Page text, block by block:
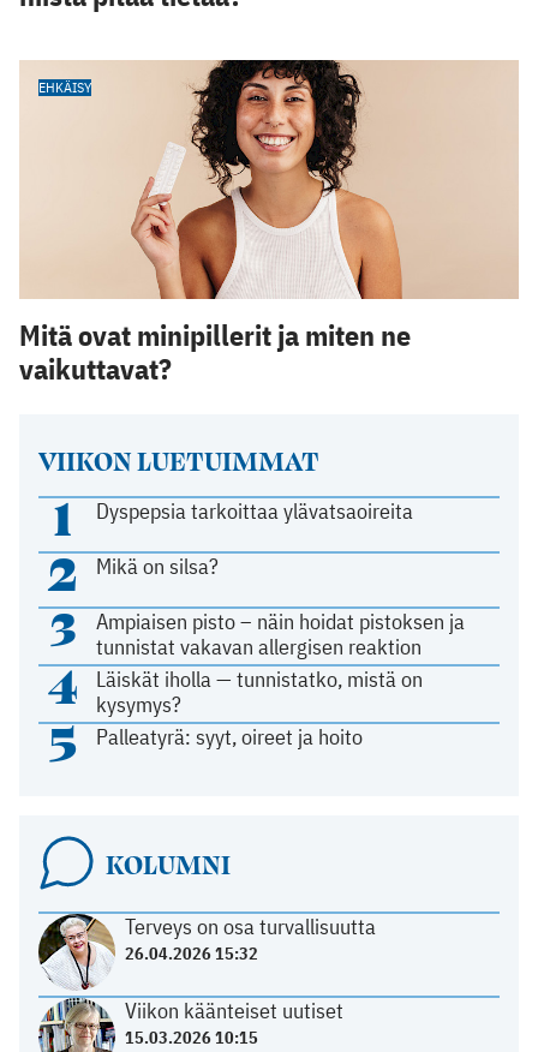
VIIKON LUETUIMMAT
1 Dyspepsia tarkoittaa ylävatsaoireita
2 Mikä on silsa?
3
Ampiaisen pisto – näin hoidat pistoksen ja
tunnistat vakavan allergisen reaktion
4
Läiskät iholla — tunnistatko, mistä on
kysymys?
5 Palleatyrä: syyt, oireet ja hoito
KOLUMNI
Terveys on osa turvallisuutta
26.04.2026 15:32
Viikon käänteiset uutiset
15.03.2026 10:15
EHKÄISY
Mitä ovat minipillerit ja miten ne
vaikuttavat?